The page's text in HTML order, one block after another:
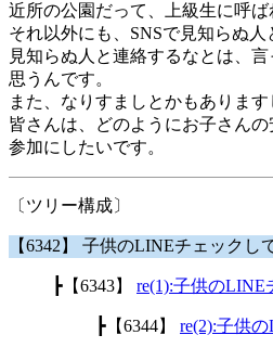
近所の公園だって、上級生に呼
それ以外にも、SNSで見知らぬ
見知らぬ人と連絡するなとは、
思うんです。
また、なりすましとかもあります
皆さんは、どのようにお子さん
参加にしたいです。
〔ツリー構成〕
【6342】 子供のLINEチェックし
┣【6343】 re(1):子供のLINE
┣【6344】 re(2):子供